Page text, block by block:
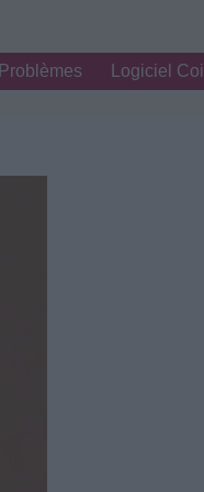
Problèmes Logiciel